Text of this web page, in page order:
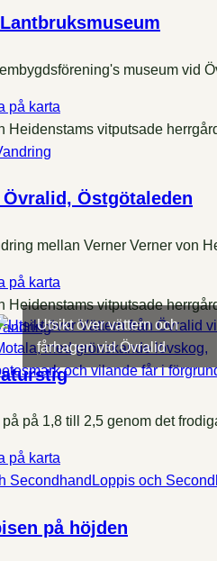
Utsikt över vättern och
fårhagen vid Övralid
museum vid
på karta
Övralid, Östgötaleden
mellan Verner Verner von
på karta
på 1,8 till 2,5 genom det
på karta
Loppis och
på höjden